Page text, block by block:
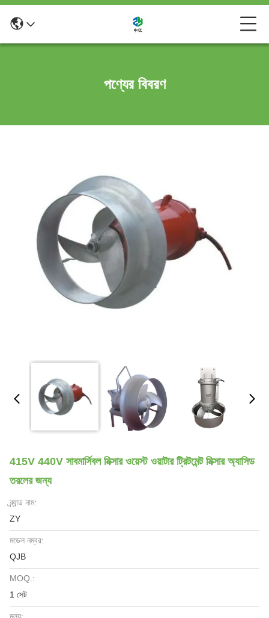
পণ্যের বিবরণ
415V 440V সাবমার্সিবল মিক্সার ওয়েস্ট ওয়াটার ট্রিটমেন্ট মিক্সার অ্যাসিড
তরলের জন্য
ব্র্যান্ড নাম:
ZY
মডেল নম্বর:
QJB
MOQ.:
1 সেট